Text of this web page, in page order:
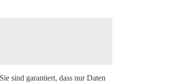
sind garantiert, dass nur Daten